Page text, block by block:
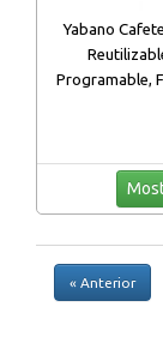
Yabano
Programable,
« Anterior